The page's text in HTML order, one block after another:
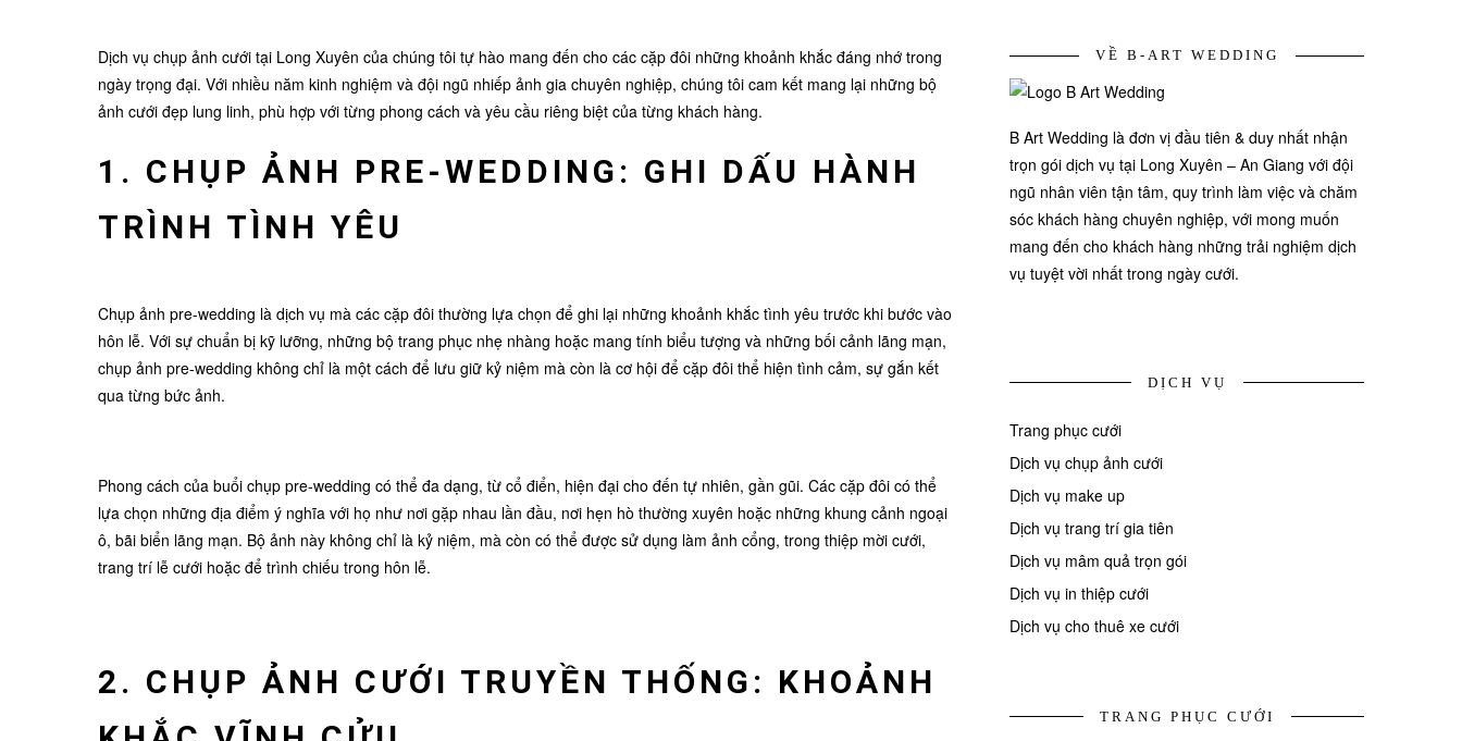
Dịch vụ chụp ảnh cưới tại Long Xuyên của chúng tôi tự hào mang đến cho các cặp đôi những khoảnh khắc đáng nhớ trong
ngày trọng đại. Với nhiều năm kinh nghiệm và đội ngũ nhiếp ảnh gia chuyên nghiệp, chúng tôi cam kết mang lại những bộ
ảnh cưới đẹp lung linh, phù hợp với từng phong cách và yêu cầu riêng biệt của từng khách hàng.
1. CHỤP ẢNH PRE-WEDDING: GHI DẤU HÀNH
TRÌNH TÌNH YÊU
Chụp ảnh pre-wedding là dịch vụ mà các cặp đôi thường lựa chọn để ghi lại những khoảnh khắc tình yêu trước khi bước vào
hôn lễ. Với sự chuẩn bị kỹ lưỡng, những bộ trang phục nhẹ nhàng hoặc mang tính biểu tượng và những bối cảnh lãng mạn,
chụp ảnh pre-wedding không chỉ là một cách để lưu giữ kỷ niệm mà còn là cơ hội để cặp đôi thể hiện tình cảm, sự gắn kết
qua từng bức ảnh.
Phong cách của buổi chụp pre-wedding có thể đa dạng, từ cổ điển, hiện đại cho đến tự nhiên, gần gũi. Các cặp đôi có thể
lựa chọn những địa điểm ý nghĩa với họ như nơi gặp nhau lần đầu, nơi hẹn hò thường xuyên hoặc những khung cảnh ngoại
ô, bãi biển lãng mạn. Bộ ảnh này không chỉ là kỷ niệm, mà còn có thể được sử dụng làm ảnh cổng, trong thiệp mời cưới,
trang trí lễ cưới hoặc để trình chiếu trong hôn lễ.
2. CHỤP ẢNH CƯỚI TRUYỀN THỐNG: KHOẢNH
VỀ B-ART WEDDING
B Art Wedding là đơn vị đầu tiên & duy nhất nhận
trọn gói dịch vụ tại Long Xuyên – An Giang với đội
ngũ nhân viên tận tâm, quy trình làm việc và chăm
sóc khách hàng chuyên nghiệp, với mong muốn
mang đến cho khách hàng những trải nghiệm dịch
vụ tuyệt vời nhất trong ngày cưới.
DỊCH VỤ
Trang phục cưới
Dịch vụ chụp ảnh cưới
Dịch vụ make up
Dịch vụ trang trí gia tiên
Dịch vụ mâm quả trọn gói
Dịch vụ in thiệp cưới
Dịch vụ cho thuê xe cưới
TRANG PHỤC CƯỚI